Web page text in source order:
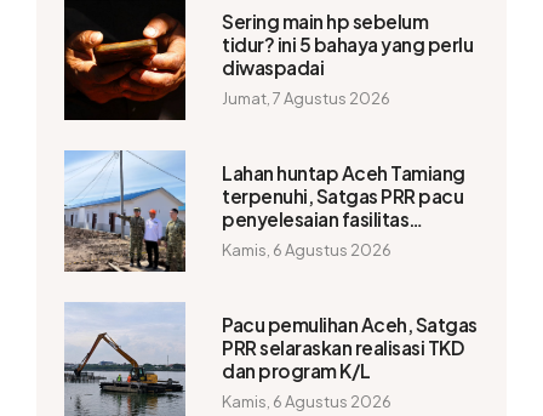
Sering main hp sebelum
tidur? ini 5 bahaya yang perlu
diwaspadai
Jumat, 7 Agustus 2026
Lahan huntap Aceh Tamiang
terpenuhi, Satgas PRR pacu
penyelesaian fasilitas
pendukung
Kamis, 6 Agustus 2026
Pacu pemulihan Aceh, Satgas
PRR selaraskan realisasi TKD
dan program K/L
Kamis, 6 Agustus 2026